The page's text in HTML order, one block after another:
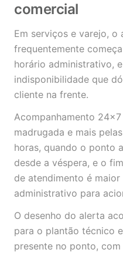
comercial
Em serviços e varejo,
frequentemente
horário administrativo,
indisponibilidade que
cliente na frente.
Acompanhamento
madrugada e mais
horas, quando o ponto
desde a véspera, e o
de atendimento é
administrativo para
O desenho do alerta
para o plantão técnico
presente no ponto,